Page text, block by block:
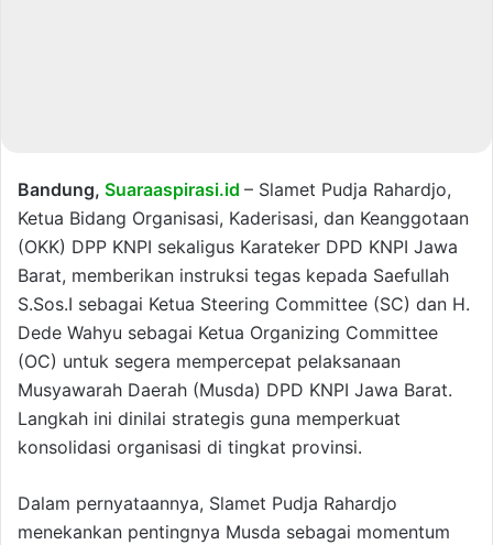
Bandung, Suaraaspirasi.id – Slamet Pudja Rahardjo,
Ketua Bidang Organisasi, Kaderisasi, dan Keanggotaan
(OKK) DPP KNPI sekaligus Karateker DPD KNPI Jawa
Barat, memberikan instruksi tegas kepada Saefullah
S.Sos.I sebagai Ketua Steering Committee (SC) dan H.
Dede Wahyu sebagai Ketua Organizing Committee
(OC) untuk segera mempercepat pelaksanaan
Musyawarah Daerah (Musda) DPD KNPI Jawa Barat.
Langkah ini dinilai strategis guna memperkuat
konsolidasi organisasi di tingkat provinsi.
Dalam pernyataannya, Slamet Pudja Rahardjo
menekankan pentingnya Musda sebagai momentum